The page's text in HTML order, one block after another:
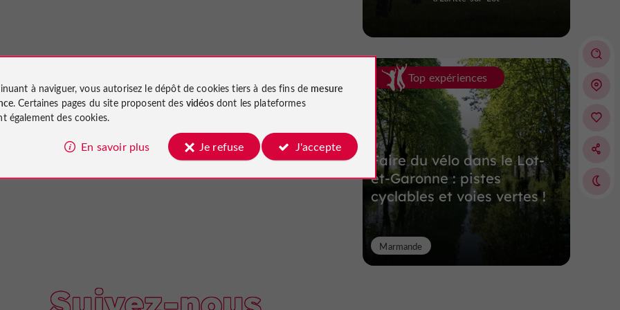
Top expériences
Faire du vélo dans le Lot-
et-Garonne : pistes
cyclables et voies vertes !
Marmande
à naviguer, vous autorisez le dépôt de cookies tiers à des fins de mesure
. Certaines pages du site proposent des vidéosdont les plateformes
également des cookies.
En savoir plus Je refuse J'accepte